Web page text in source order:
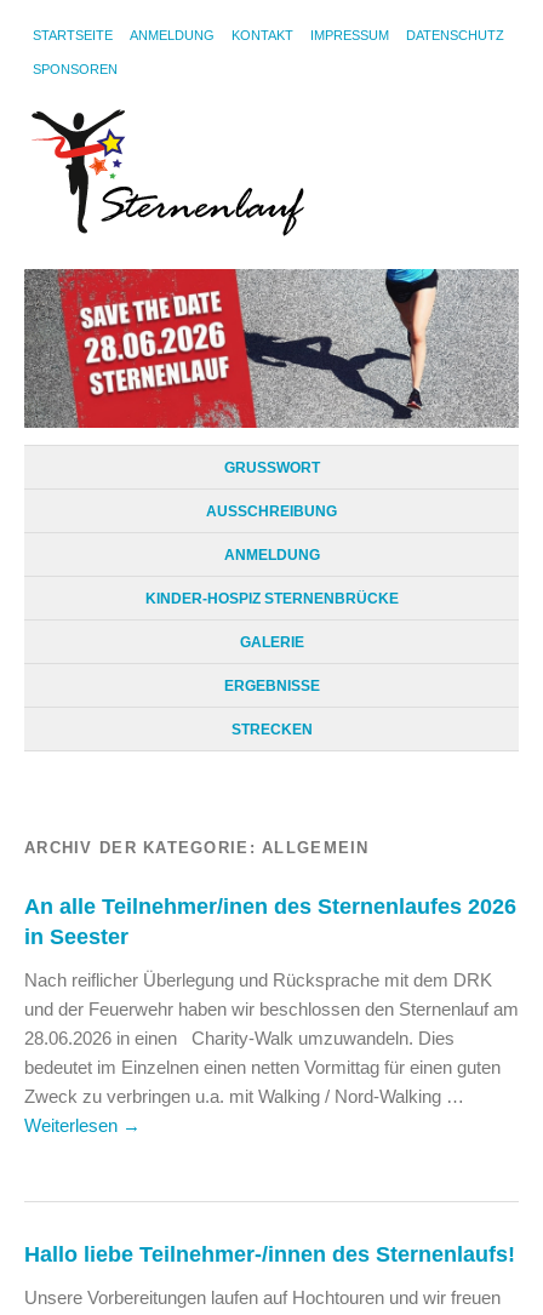
STARTSEITE ANMELDUNG KONTAKT IMPRESSUM DATENSCHUTZ
SPONSOREN
GRUSSWORT
AUSSCHREIBUNG
ANMELDUNG
KINDER-HOSPIZ STERNENBRÜCKE
GALERIE
ERGEBNISSE
STRECKEN
ARCHIV DER KATEGORIE:ALLGEMEIN
An alle Teilnehmer/inen des Sternenlaufes 2026
in Seester
Nach reiflicher Überlegung und Rücksprache mit dem DRK
und der Feuerwehr haben wir beschlossen den Sternenlauf am
28.06.2026 in einen Charity-Walk umzuwandeln. Dies
bedeutet im Einzelnen einen netten Vormittag für einen guten
Zweck zu verbringen u.a. mit Walking / Nord-Walking …
Weiterlesen →
Hallo liebe Teilnehmer-/innen des Sternenlaufs!
Unsere Vorbereitungen laufen auf Hochtouren und wir freuen